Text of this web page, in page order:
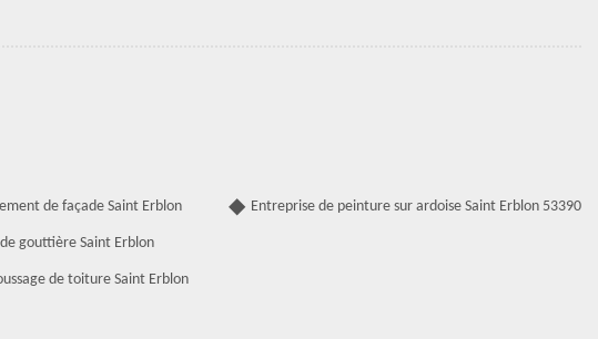
de façade Saint Erblon
gouttière Saint Erblon
de toiture Saint Erblon
Entreprise de peinture sur ardoise Saint Erblon 53390